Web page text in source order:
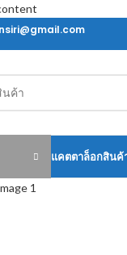
แคตตาล็อกสินค้